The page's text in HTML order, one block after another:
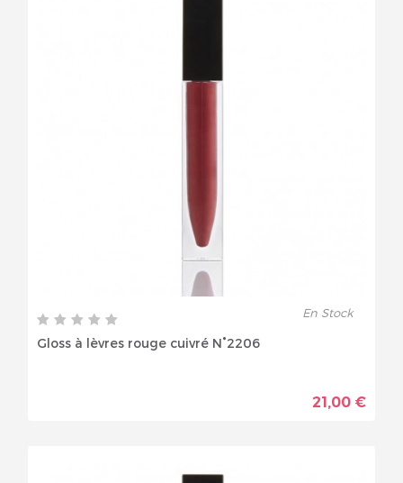
En Stock
Gloss à lèvres rouge cuivré N°2206
21,00 €